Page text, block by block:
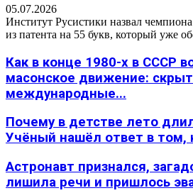
05.07.2026
Институт Русистики назвал
из патента на 55 букв, который уже
Как в конце 1980-х в СССР
масонское движение:
международные...
Почему в детстве лето
Учёный нашёл ответ в том,
Астронавт признался,
лишила речи и пришлось